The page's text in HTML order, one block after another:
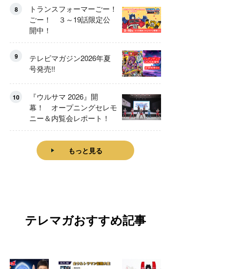
8
トランスフォーマーごー！
ごー！ ３～19話限定公
開中！
9
テレビマガジン2026年夏
号発売!!
10
『ウルサマ 2026』開
幕！ オープニングセレモ
ニー＆内覧会レポート！
もっと見る
テレマガおすすめ記事